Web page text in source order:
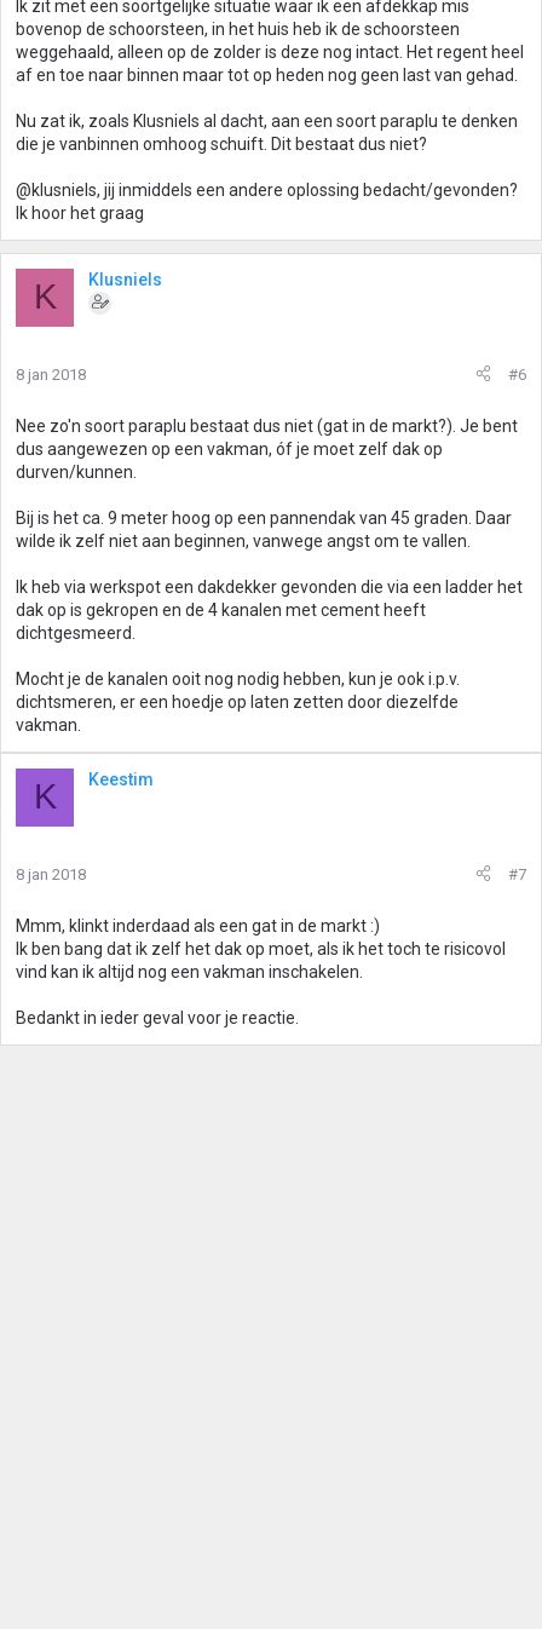
Ik zit met een soortgelijke situatie waar ik een afdekkap mis
bovenop de schoorsteen, in het huis heb ik de schoorsteen
weggehaald, alleen op de zolder is deze nog intact. Het regent heel
af en toe naar binnen maar tot op heden nog geen last van gehad.
Nu zat ik, zoals Klusniels al dacht, aan een soort paraplu te denken
die je vanbinnen omhoog schuift. Dit bestaat dus niet?
@klusniels, jij inmiddels een andere oplossing bedacht/gevonden?
Ik hoor het graag
K Klusniels
8 jan 2018 #6
Nee zo'n soort paraplu bestaat dus niet (gat in de markt?). Je bent
dus aangewezen op een vakman, óf je moet zelf dak op
durven/kunnen.
Bij is het ca. 9 meter hoog op een pannendak van 45 graden. Daar
wilde ik zelf niet aan beginnen, vanwege angst om te vallen.
Ik heb via werkspot een dakdekker gevonden die via een ladder het
dak op is gekropen en de 4 kanalen met cement heeft
dichtgesmeerd.
Mocht je de kanalen ooit nog nodig hebben, kun je ook i.p.v.
dichtsmeren, er een hoedje op laten zetten door diezelfde
vakman.
K Keestim
8 jan 2018 #7
Mmm, klinkt inderdaad als een gat in de markt :)
Ik ben bang dat ik zelf het dak op moet, als ik het toch te risicovol
vind kan ik altijd nog een vakman inschakelen.
Bedankt in ieder geval voor je reactie.